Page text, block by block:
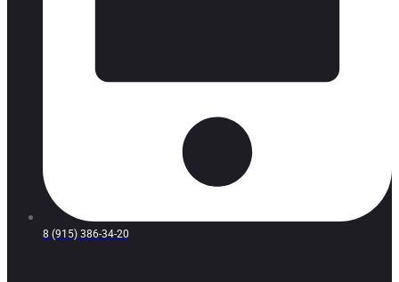
8 (915) 386-34-20